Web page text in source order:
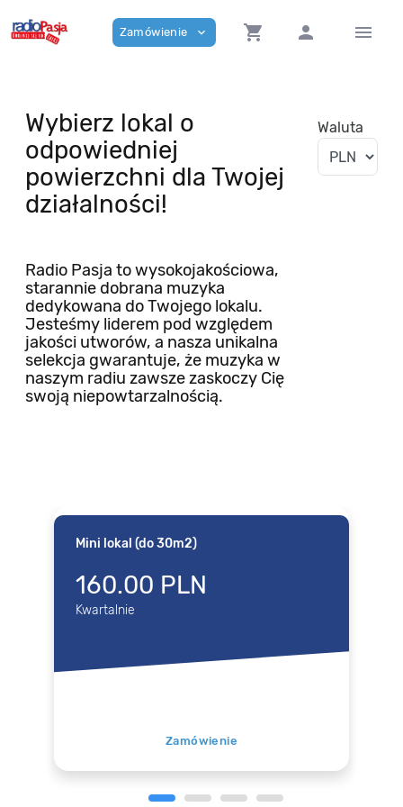
Zamówienie expand_more shopping_cart person menu
Wybierz lokal o
odpowiedniej
powierzchni dla Twojej
działalności!
Radio Pasja to wysokojakościowa,
starannie dobrana muzyka
dedykowana do Twojego lokalu.
Jesteśmy liderem pod względem
jakości utworów, a nasza unikalna
selekcja gwarantuje, że muzyka w
naszym radiu zawsze zaskoczy Cię
swoją niepowtarzalnością.
Waluta
Mini lokal (do 30m2)
160.00 PLN
Kwartalnie
Zamówienie